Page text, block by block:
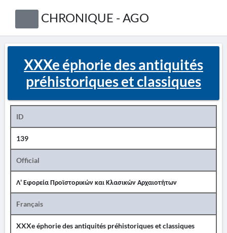
CHRONIQUE - AGO
XXXe éphorie des antiquités
préhistoriques et classiques
ID
139
Official
Λ' Εφορεία Προϊστορικών και Κλασικών Αρχαιοτήτων
Français
XXXe éphorie des antiquités préhistoriques et classiques